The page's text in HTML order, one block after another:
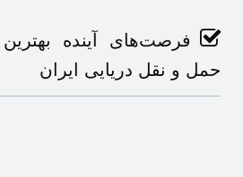
فرصت‌های آینده بهترین
حمل و نقل دریایی ایران